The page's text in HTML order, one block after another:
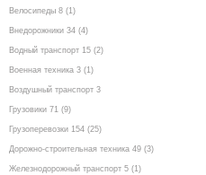
Велосипеды 8 (1)
Внедорожники 34 (4)
Водный транспорт 15 (2)
Военная техника 3 (1)
Воздушный транспорт 3
Грузовики 71 (9)
Грузоперевозки 154 (25)
Дорожно-строительная техника 49 (3)
Железнодорожный транспорт 5 (1)